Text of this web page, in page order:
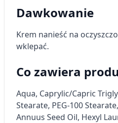
Dawkowanie
Krem nanieść na
wklepać.
Co zawiera
Aqua, Caprylic/Capric
Stearate, PEG-100
Annuus Seed Oil, Hexyl
wyboru reklam
Tworzenie profili w celu
Wykorzystanie profili do
spersonalizowanych reklam
Tworzenie profili w celu